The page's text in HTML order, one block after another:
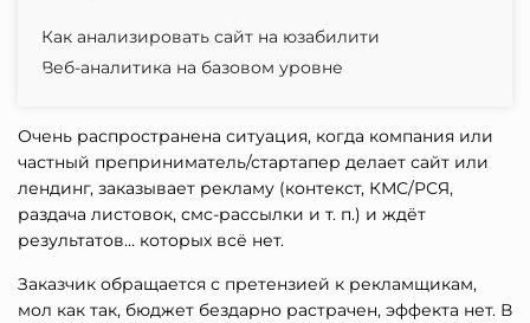
Как анализировать сайт на юзабилити
Веб-аналитика на базовом уровне
Очень распространена ситуация, когда компания или
частный преприниматель/стартапер делает сайт или
лендинг, заказывает рекламу (контекст, КМС/РСЯ,
раздача листовок, смс-рассылки и т. п.) и ждёт
результатов… которых всё нет.
Заказчик обращается с претензией к рекламщикам,
мол как так, бюджет бездарно растрачен, эффекта нет. В